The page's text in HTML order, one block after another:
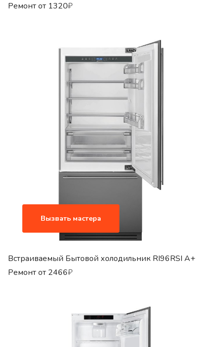
Ремонт от 1320₽
Вызвать мастера
Встраиваемый Бытовой холодильник RI96RSI A+
Ремонт от 2466₽